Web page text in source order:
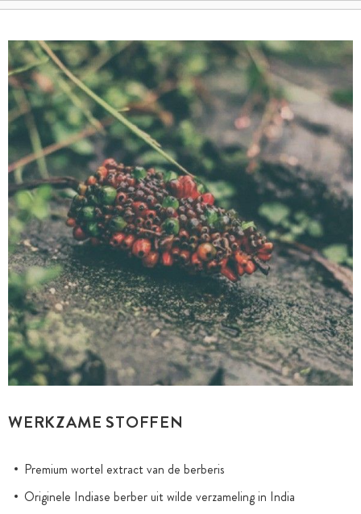
WERKZAME STOFFEN
Premium wortel extract van de berberis
Originele Indiase berber uit wilde verzameling in India